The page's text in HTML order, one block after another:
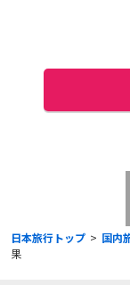
日本旅行トップ > 国内
果